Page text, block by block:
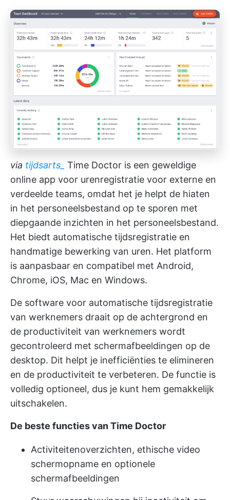
via tijdsarts_
Time Doctor is een geweldige
online app voor urenregistratie voor externe en
verdeelde teams, omdat het je helpt de hiaten
in het personeelsbestand op te sporen met
diepgaande inzichten in het personeelsbestand.
Het biedt automatische tijdsregistratie en
handmatige bewerking van uren. Het platform
is aanpasbaar en compatibel met Android,
Chrome, iOS, Mac en Windows.
De software voor automatische tijdsregistratie
van werknemers draait op de achtergrond en
de productiviteit van werknemers wordt
gecontroleerd met schermafbeeldingen op de
desktop. Dit helpt je inefficiënties te elimineren
en de productiviteit te verbeteren. De functie is
volledig optioneel, dus je kunt hem gemakkelijk
uitschakelen.
De beste functies van Time Doctor
Activiteitenoverzichten, ethische video
schermopname en optionele
schermafbeeldingen